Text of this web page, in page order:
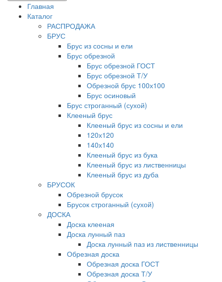
Главная
Каталог
РАСПРОДАЖА
БРУС
Брус из сосны и ели
Брус обрезной
Брус обрезной ГОСТ
Брус обрезной Т/У
Обрезной брус 100х100
Брус осиновый
Брус строганный (сухой)
Клееный брус
Клееный брус из сосны и ели
120х120
140х140
Клееный брус из бука
Клееный брус из лиственницы
Клееный брус из дуба
БРУСОК
Обрезной брусок
Брусок строганный (сухой)
ДОСКА
Доска клееная
Доска лунный паз
Доска лунный паз из лиственницы
Обрезная доска
Обрезная доска ГОСТ
Обрезная доска Т/У